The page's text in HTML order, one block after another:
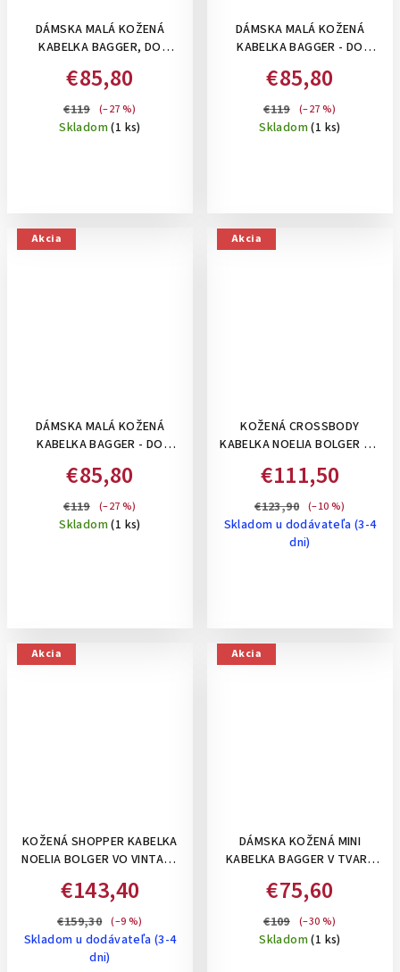
DÁMSKA MALÁ KOŽENÁ
KABELKA BAGGER, DO
HNEDÁ
€85,80
€119 (–27 %)
Skladom(1 ks)
DÁMSKA MALÁ KOŽENÁ
KABELKA BAGGER - DO
CAPUCCINO
€85,80
€119 (–27 %)
Skladom(1 ks)
Akcia
DÁMSKA MALÁ KOŽENÁ
KABELKA BAGGER - DO
€85,80
€119 (–27 %)
Skladom(1 ks)
Akcia
KOŽENÁ CROSSBODY
KABELKA NOELIA BOLGER SO
€111,50
€123,90 (–10 %)
Skladom u dodávateľa (3-4
dni)
Akcia
KOŽENÁ SHOPPER KABELKA
NOELIA BOLGER VO VINTAGE
KOŇAKOVÁ
€143,40
€159,30 (–9 %)
Skladom u dodávateľa (3-4
dni)
Akcia
DÁMSKA KOŽENÁ MINI
KABELKA BAGGER V TVARE
RUKY/CROSSBODY - ČIERNA
€75,60
€109 (–30 %)
Skladom(1 ks)